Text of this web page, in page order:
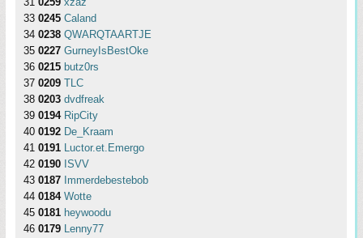
33 0245 Caland
34 0238 QWARQTAARTJE
35 0227 GurneyIsBestOke
36 0215 butz0rs
37 0209 TLC
38 0203 dvdfreak
39 0194 RipCity
40 0192 De_Kraam
41 0191 Luctor.et.Emergo
42 0190 ISVV
43 0187 Immerdebestebob
44 0184 Wotte
45 0181 heywoodu
46 0179 Lenny77